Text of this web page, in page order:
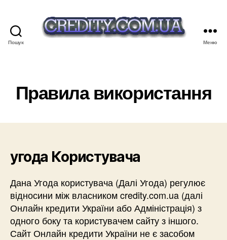
Пошук Меню
Правила використання
угода Користувача
Дана Угода користувача (Далі Угода) регулює
відносини між власником credity.com.ua (далі
Онлайн кредити України або Адміністрація) з
одного боку та користувачем сайту з іншого.
Сайт Онлайн кредити України не є засобом